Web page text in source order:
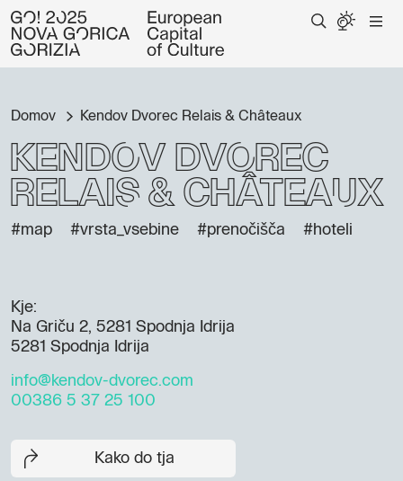
Domov Kendov Dvorec Relais & Châteaux
Kendov Dvorec
Relais & Châteaux
#map #vrsta_vsebine #prenočišča #hoteli
Kje:
Na Griču 2, 5281 Spodnja Idrija
5281 Spodnja Idrija
info@kendov-dvorec.com
00386 5 37 25 100
Kako do tja